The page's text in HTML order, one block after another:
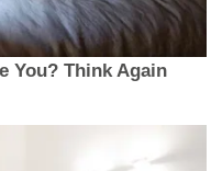
You? Think Again